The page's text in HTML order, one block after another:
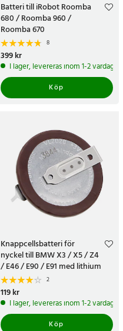
Batteri till iRobot Roomba
680 / Roomba 960 /
Roomba 670
8
Pris:399 kr
399 kr
I lager, levereras inom 1-2 vardagar
Köp
Knappcellsbatteri för
nyckel till BMW X3 / X5 / Z4
/ E46 / E90 / E91 med lithium
vanadium-teknik
2
Pris:119 kr
119 kr
I lager, levereras inom 1-2 vardagar
Köp